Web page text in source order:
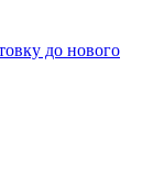
до нового